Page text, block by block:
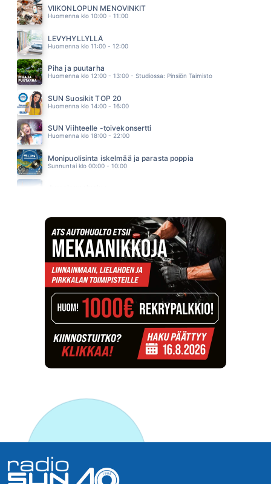
SELKÄ & ISSIAS FEAT. PAULI HANHINIEMI
10.30
PET SHOP BOYS
10.26
VIIKONLOPUN MENOVINKIT
Huomenna klo 10:00 - 11:00
LEVYHYLLYLLÄ
Huomenna klo 11:00 - 12:00
Piha ja puutarha
Huomenna klo 12:00 - 13:00 - Studiossa: Pinsiön Taimisto
SUN Suosikit TOP 20
Huomenna klo 14:00 - 16:00
SUN Viihteelle -toivekonsertti
Huomenna klo 18:00 - 22:00
Monipuolisinta iskelmää ja parasta poppia
Sunnuntai klo 00:00 - 10:00